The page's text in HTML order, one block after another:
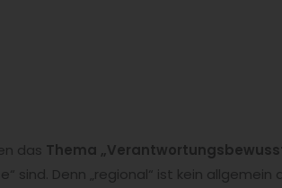
das Thema
sind. Denn „regional“ ist kein